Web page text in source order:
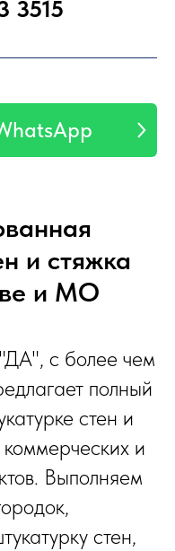
3515
и стяжка
и МО
с более чем
полный
стен и
коммерческих и
Выполняем
стен,